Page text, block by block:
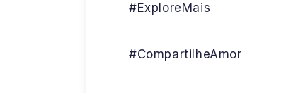
#ExploreMais
#CompartilheAmor